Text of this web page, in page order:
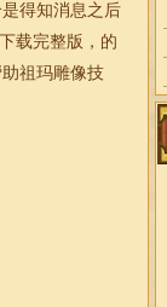
得知消息之后
载完整版，的
祖玛雕像技